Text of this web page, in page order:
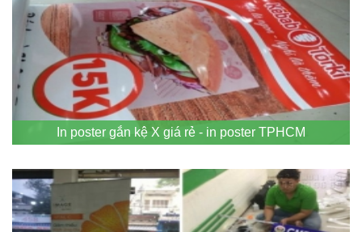
In poster gắn kệ X giá rẻ - in poster TPHCM